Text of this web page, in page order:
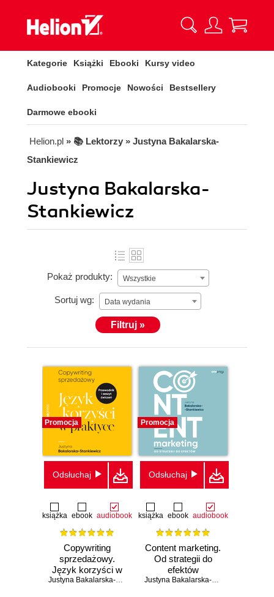
Kategorie Książki Ebooki Kursy video
Audiobooki Promocje Nowości Bestsellery
Darmowe ebooki
Helion.pl » 📚 Lektorzy » Justyna Bakalarska-
Stankiewicz
Justyna Bakalarska-
Stankiewicz
Pokaż produkty: Wszystkie
Sortuj wg: Data wydania
Filtruj »
Promocja
Odsłuchaj
książka ebook audiobook
Copywriting
sprzedażowy.
Język korzyści w
praktyce
Justyna Bakalarska-Stankiewicz
Promocja
Odsłuchaj
książka ebook audiobook
Content marketing.
Od strategii do
efektów
Justyna Bakalarska-Stankiewicz